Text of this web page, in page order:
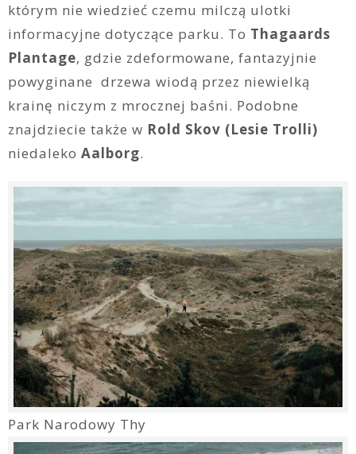
którym nie wiedzieć czemu milczą ulotki
informacyjne dotyczące parku. To Thagaards
Plantage, gdzie zdeformowane, fantazyjnie
powyginane drzewa wiodą przez niewielką
krainę niczym z mrocznej baśni. Podobne
znajdziecie także w Rold Skov (Lesie Trolli)
niedaleko Aalborg.
Park Narodowy Thy